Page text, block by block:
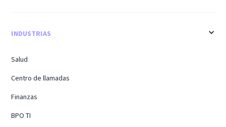
INDUSTRIAS
Salud
Centro de llamadas
Finanzas
BPO TI